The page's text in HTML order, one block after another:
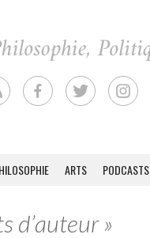
ARTS PODCASTS
d’auteur »